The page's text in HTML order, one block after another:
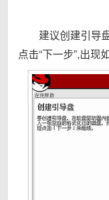
建议创建引导
点击“下一步”,出现